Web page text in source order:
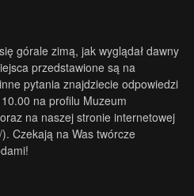
górale zimą, jak wyglądał dawny
przedstawione są na
pytania znajdziecie odpowiedzi
na profilu Muzeum
na naszej stronie internetowej
Czekają na Was twórcze